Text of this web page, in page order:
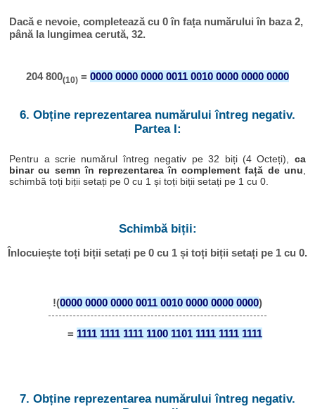
Dacă e nevoie, completează cu 0 în fața numărului în baza 2,
până la lungimea cerută, 32.
204 800(10) = 0000 0000 0000 0011 0010 0000 0000 0000
6. Obține reprezentarea numărului întreg negativ.
Partea I:
Pentru a scrie numărul întreg negativ pe 32 biți (4 Octeți), ca
binar cu semn în reprezentarea în complement față de unu
schimbă toți biții setați pe 0 cu 1 și toți biții setați pe 1 cu 0.
Schimbă biții:
Înlocuiește toți biții setați pe 0 cu 1 și toți biții setați pe 1 cu 0.
!(0000 0000 0000 0011 0010 0000 0000 0000)
= 1111 1111 1111 1100 1101 1111 1111 1111
7. Obține reprezentarea numărului întreg negativ.